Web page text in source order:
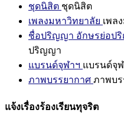
ชุดนิสิต ชุดนิสิต
เพลงมหาวิทยาลัย เพล
ชื่อปริญญา อักษรย่อป
ปริญญา
แบรนด์จุฬาฯ แบรนด์จุ
ภาพบรรยากาศ ภาพบร
แจ้งเรื่องร้องเรียนทุจริต